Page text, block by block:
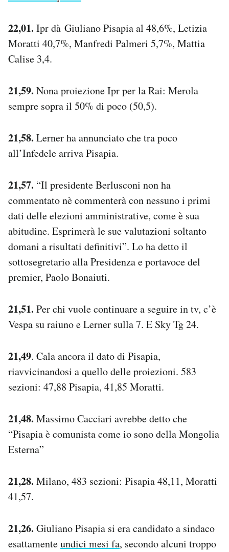
22,01. Ipr dà Giuliano Pisapia al 48,6%, Letizia
Moratti 40,7%, Manfredi Palmeri 5,7%, Mattia
Calise 3,4.
21,59. Nona proiezione Ipr per la Rai: Merola
sempre sopra il 50% di poco (50,5).
21,58. Lerner ha annunciato che tra poco
all’Infedele arriva Pisapia.
21,57. “Il presidente Berlusconi non ha
commentato nè commenterà con nessuno i primi
dati delle elezioni amministrative, come è sua
abitudine. Esprimerà le sue valutazioni soltanto
domani a risultati definitivi”. Lo ha detto il
sottosegretario alla Presidenza e portavoce del
premier, Paolo Bonaiuti.
21,51. Per chi vuole continuare a seguire in tv, c’è
Vespa su raiuno e Lerner sulla 7. E Sky Tg 24.
21,49. Cala ancora il dato di Pisapia,
riavvicinandosi a quello delle proiezioni. 583
sezioni: 47,88 Pisapia, 41,85 Moratti.
21,48. Massimo Cacciari avrebbe detto che
“Pisapia è comunista come io sono della Mongolia
Esterna”
21,28. Milano, 483 sezioni: Pisapia 48,11, Moratti
41,57.
21,26. Giuliano Pisapia si era candidato a sindaco
esattamenteundici mesi fa, secondo alcuni troppo